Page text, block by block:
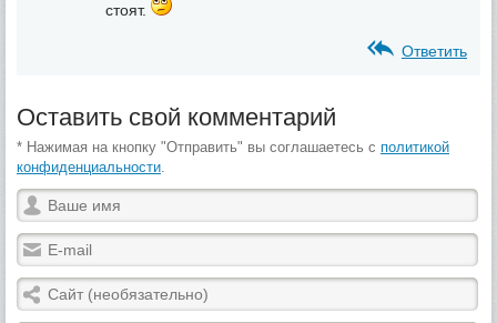
стоят.
Ответить
Оставить свой комментарий
* Нажимая на кнопку "Отправить" вы соглашаетесь с политикой
конфиденциальности.